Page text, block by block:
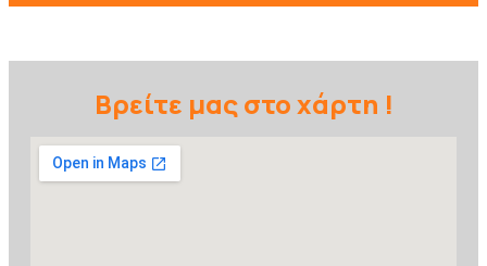
Βρείτε μας στο χάρτη !